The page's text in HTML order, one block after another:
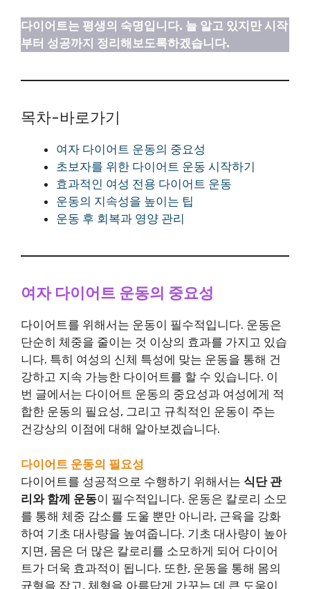
다이어트는 평생의 숙명입니다. 늘 알고 있지만 시작
부터 성공까지 정리해보도록하겠습니다.
목차-바로가기
여자 다이어트 운동의 중요성
초보자를 위한 다이어트 운동 시작하기
효과적인 여성 전용 다이어트 운동
운동의 지속성을 높이는 팁
운동 후 회복과 영양 관리
여자 다이어트 운동의 중요성
다이어트를 위해서는 운동이 필수적입니다. 운동은
단순히 체중을 줄이는 것 이상의 효과를 가지고 있습
니다. 특히 여성의 신체 특성에 맞는 운동을 통해 건
강하고 지속 가능한 다이어트를 할 수 있습니다. 이
번 글에서는 다이어트 운동의 중요성과 여성에게 적
합한 운동의 필요성, 그리고 규칙적인 운동이 주는
건강상의 이점에 대해 알아보겠습니다.
다이어트 운동의 필요성
다이어트를 성공적으로 수행하기 위해서는 식단 관
리와 함께 운동이 필수적입니다. 운동은 칼로리 소모
를 통해 체중 감소를 도울 뿐만 아니라, 근육을 강화
하여 기초 대사량을 높여줍니다. 기초 대사량이 높아
지면, 몸은 더 많은 칼로리를 소모하게 되어 다이어
트가 더욱 효과적이 됩니다. 또한, 운동을 통해 몸의
균형을 잡고, 체형을 아름답게 가꾸는 데 큰 도움이